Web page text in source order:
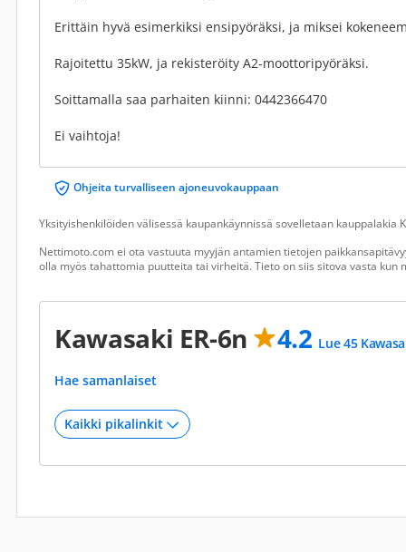
Erittäin hyvä esimerkiksi ensipyöräksi, ja miksei
Rajoitettu 35kW, ja rekisteröity A2-moottoripyöräksi.
Soittamalla saa parhaiten kiinni: 0442366470
Ei vaihtoja!
Ohjeita turvalliseen ajoneuvokauppaan
Yksityishenkilöiden välisessä kaupankäynnissä sovelletaan kauppalakia
Nettimoto.com ei ota vastuuta myyjän antamien tietojen
olla myös tahattomia puutteita tai virheitä. Tieto on siis sitova vasta kun
Kawasaki ER-6n 4.2 Lue 45
Hae samanlaiset